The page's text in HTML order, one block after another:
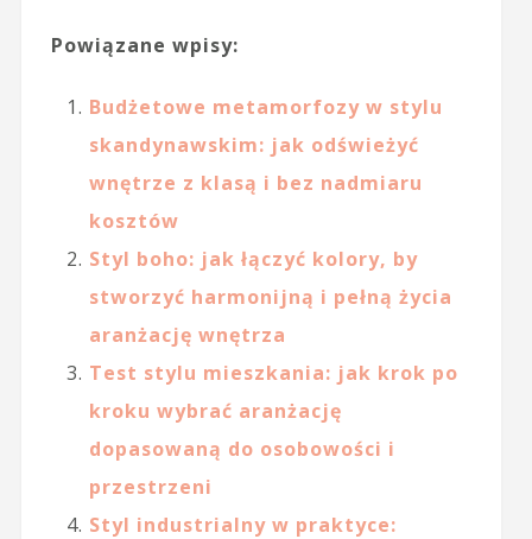
Powiązane wpisy:
Budżetowe metamorfozy w stylu
skandynawskim: jak odświeżyć
wnętrze z klasą i bez nadmiaru
kosztów
Styl boho: jak łączyć kolory, by
stworzyć harmonijną i pełną życia
aranżację wnętrza
Test stylu mieszkania: jak krok po
kroku wybrać aranżację
dopasowaną do osobowości i
przestrzeni
Styl industrialny w praktyce: